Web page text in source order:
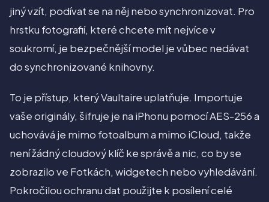
jiný vzít, podívat se na něj nebo synchronizovat. Pro
hrstku fotografií, které chcete mít nejvíce v
soukromí, je bezpečnější model je vůbec nedávat
do synchronizované knihovny.
To je přístup, který Vaultaire uplatňuje. Importuje
vaše originály, šifruje je na iPhonu pomocí AES-256 a
uchovává je mimo fotoalbum a mimo iCloud, takže
není žádný cloudový klíč ke správě a nic, co by se
zobrazilo ve Fotkách, widgetech nebo vyhledávání.
Pokročilou ochranu dat použijte k posílení celé